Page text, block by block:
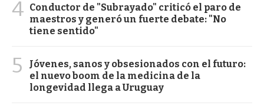
4 Conductor de "Subrayado" criticó el paro de
maestros y generó un fuerte debate: "No
tiene sentido"
5
Jóvenes, sanos y obsesionados con el futuro:
el nuevo boom de la medicina de la
longevidad llega a Uruguay